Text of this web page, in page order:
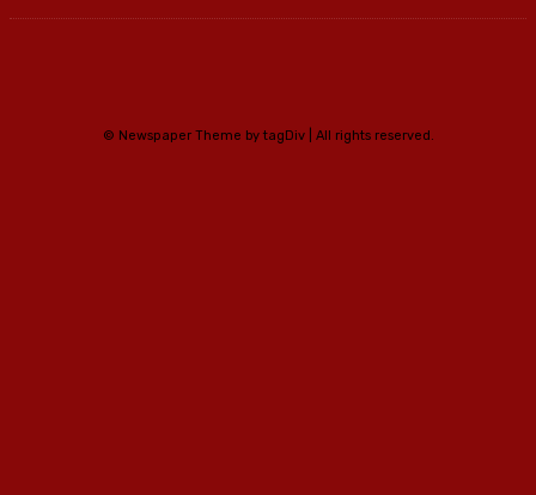
© Newspaper Theme by tagDiv | All rights reserved.